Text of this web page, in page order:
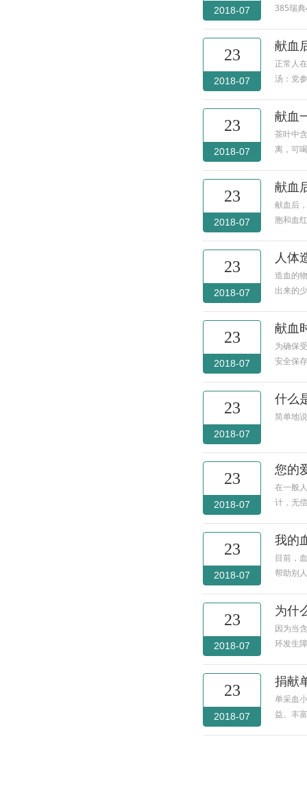
2018-07
385瑞
23
2018-07
献血
正常人
汤：党
23
2018-07
献血
茶叶中
离，可
23
2018-07
献血
献血后
胞和血
23
2018-07
人体
造血的
出来的
23
2018-07
献血
为确保
安全保
23
2018-07
什么
简单地
23
2018-07
您的
在一般
计，无
23
2018-07
我的
目前，
帮助别
23
2018-07
为什
因为当
环发生
23
2018-07
捐献
单采血
益、丰